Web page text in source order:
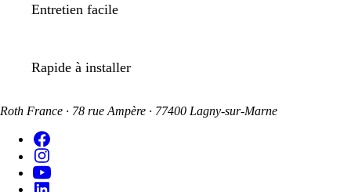
Entretien facile
Rapide à installer
Roth France · 78 rue Ampère · 77400 Lagny-sur-Marne